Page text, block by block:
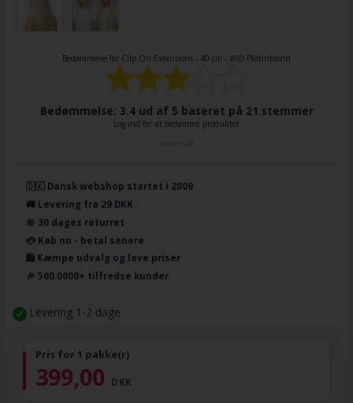
Bedømmelse for Clip On Extensions - 40 cm - #60 Platinblond
Bedømmelse: 3.4 ud af 5 baseret på 21 stemmer
Log ind for at bedømme produktet
🇩🇰 Dansk webshop startet i 2009
🚚 Levering fra 29 DKK
🌸 30 dages returret
💳 Køb nu - betal senere
🛍️ Kæmpe udvalg og lave priser
🎉 500.0000+ tilfredse kunder
Levering 1-2 dage
Pris for 1 pakke(r)
399,00 DKK